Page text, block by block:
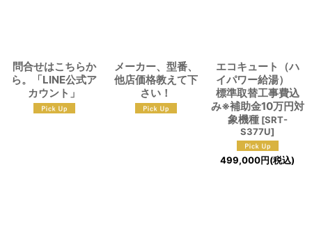
問合せはこちらか
ら。「LINE公式ア
カウント」
メーカー、型番、
他店価格教えて下
さい！
エコキュート（ハ
イパワー給湯）
標準取替工事費込
み※補助金10万円対
象機種 [SRT-
S377U]
499,000円(税込)